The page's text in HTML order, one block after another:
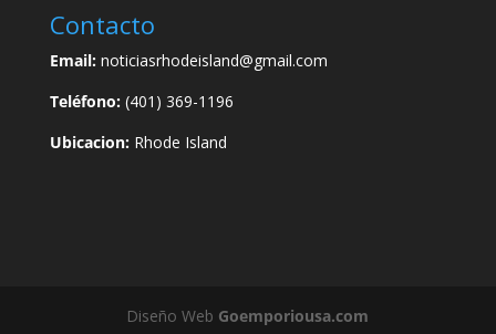
Contacto
Email:noticiasrhodeisland@gmail.com
Teléfono:(401) 369-1196
Ubicacion:Rhode Island
Diseño Web Goemporiousa.com